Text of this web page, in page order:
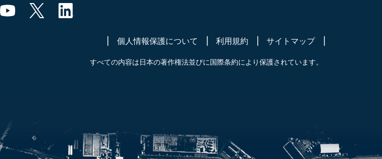
個人情報保護について 利用規約 サイトマップ
すべての内容は日本の著作権法並びに国際条約により保護されています。